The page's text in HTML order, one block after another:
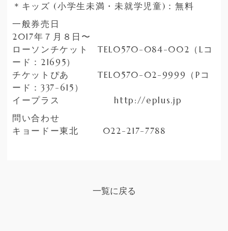
＊キッズ (小学生未満・未就学児童)：無料
一般券売日
2017年７月８日〜
ローソンチケット TEL0570-084-002（Lコ
ード：21695）
チケットぴあ TEL0570-02-9999（Pコ
ード：337-615）
イープラス http://eplus.jp
問い合わせ
キョードー東北 022-217-7788
一覧に戻る